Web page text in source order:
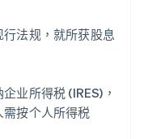
法规，就所获股息
业所得税 (IRES)，
按个人所得税